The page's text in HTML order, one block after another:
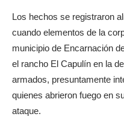
Los hechos se registraron
cuando elementos de la
municipio de Encarnación
el rancho El Capulín en la
armados, presuntamente
quienes abrieron fuego en
ataque.